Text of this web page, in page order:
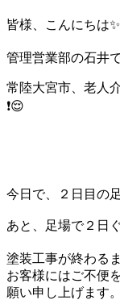
皆様、こんにちは
管理営業部の石井
常陸大宮市、老人
❗😌
今日で、２日目の
あと、足場で２日
塗装工事が終わる
お客様にはご不便
願い申し上げます